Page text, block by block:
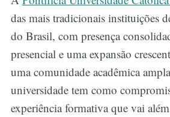
das mais tradicionais instituições
do Brasil, com presença
presencial e uma expansão
uma comunidade acadêmica
universidade tem como
experiência formativa que vai